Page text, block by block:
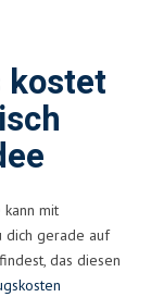
kostet
kann mit
dich gerade auf
das diesen